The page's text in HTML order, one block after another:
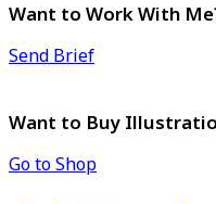
Want to Work With
Send Brief
Want to Buy
Go to Shop